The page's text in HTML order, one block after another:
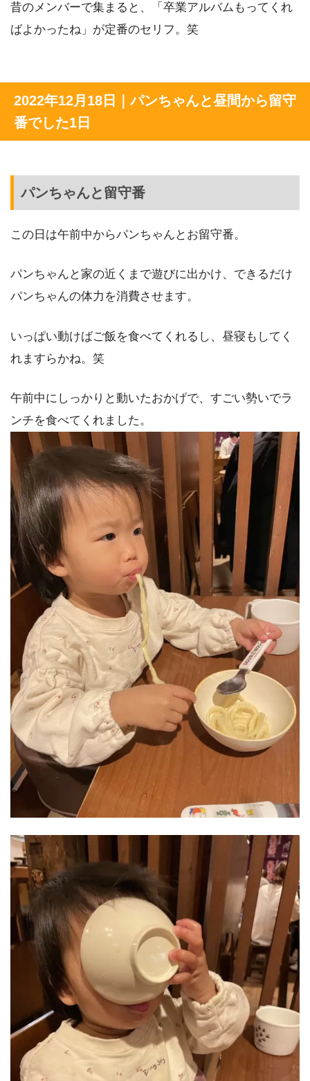
昔のメンバーで集まると、「卒業アルバムもってくれ
ばよかったね」が定番のセリフ。笑
2022年12月18日｜パンちゃんと昼間から留守
番でした1日
パンちゃんと留守番
この日は午前中からパンちゃんとお留守番。
パンちゃんと家の近くまで遊びに出かけ、できるだけ
パンちゃんの体力を消費させます。
いっぱい動けばご飯を食べてくれるし、昼寝もしてく
れますらかね。笑
午前中にしっかりと動いたおかげで、すごい勢いでラ
ンチを食べてくれました。